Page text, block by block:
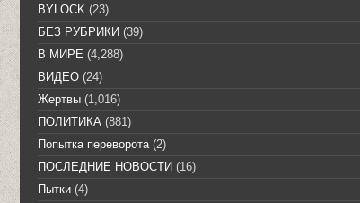
BYLOCK (23)
БЕЗ РУБРИКИ (39)
В МИРЕ (4,288)
ВИДЕО (24)
Жертвы (1,016)
ПОЛИТИКА (881)
Попытка переворота (2)
ПОСЛЕДНИЕ НОВОСТИ (16)
Пытки (4)